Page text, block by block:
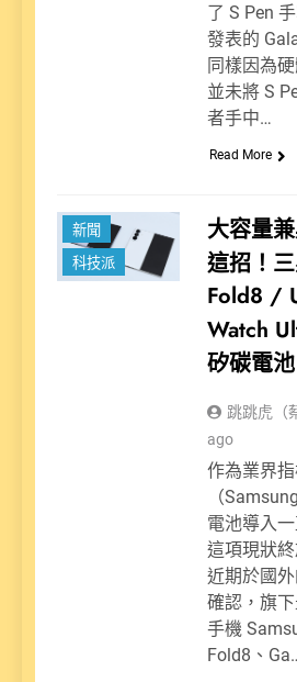
了 S Pen
發表的
同樣因為
並未將 S
者手中…
Read More
新聞
科技派
大容量
這招！
Fold8 /
Watch
矽碳電池
跳跳虎（
ago
作為業界
（
電池導入
這項現狀
近期於國
確認，旗
手機
Fold8、